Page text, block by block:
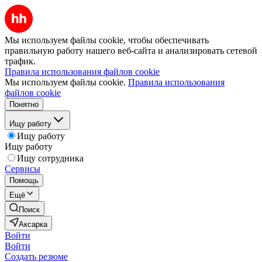
Мы используем файлы cookie, чтобы обеспечивать
правильную работу нашего веб-сайта и анализировать сетевой
трафик.
Правила использования файлов cookie
Мы используем файлы cookie. Правила использования
файлов cookie
Понятно
Ищу работу
Ищу работу
Ищу работу
Ищу сотрудника
Сервисы
Помощь
Ещё
Поиск
Аксарка
Войти
Войти
Создать резюме